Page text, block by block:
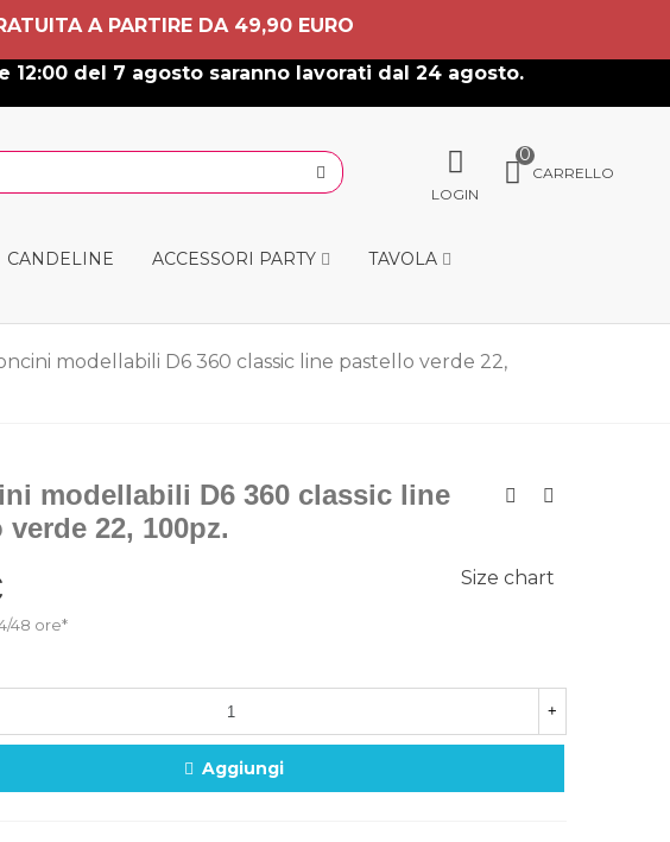
A PARTIRE DA 49,90 EURO
12:00 del 7 agosto saranno lavorati dal 24 agosto.
LOGIN
0
CARRELLO
CANDELINE ACCESSORI PARTY
TAVOLA
modellabili D6 360 classic line pastello verde 22,
modellabili D6 360 classic line
22, 100pz.
48 ore*
Size chart
+
Aggiungi